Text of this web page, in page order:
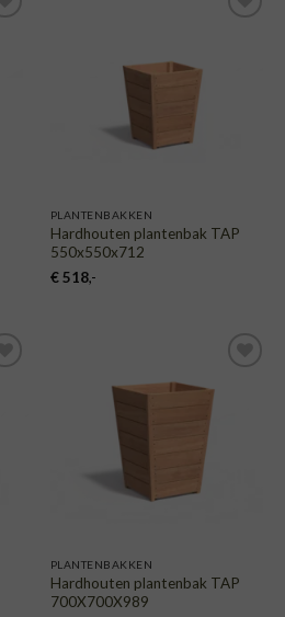
VERLANGLIJST
PLANTENBAKKEN
Hardhouten plantenbak TAP
550x550x712
€518,-
TOEVOEGEN
VERLANGLIJST
PLANTENBAKKEN
Hardhouten plantenbak TAP
700X700X989